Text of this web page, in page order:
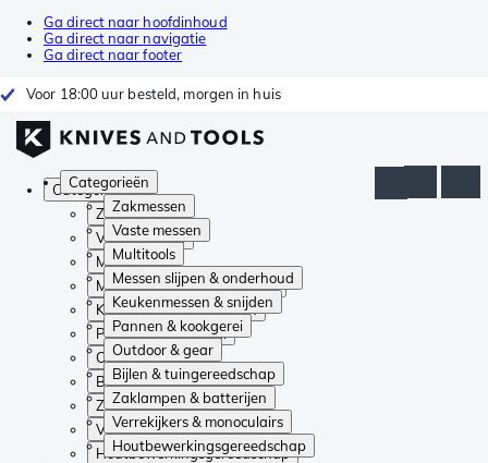
Ga direct naar hoofdinhoud
Ga direct naar navigatie
Ga direct naar footer
Voor 18:00 uur besteld, morgen in huis
Categorieën
Zakmessen
Vaste messen
Multitools
Messen slijpen & onderhoud
Keukenmessen & snijden
Pannen & kookgerei
Outdoor & gear
Bijlen & tuingereedschap
Zaklampen & batterijen
Verrekijkers & monoculairs
Houtbewerkingsgereedschap
Categorieën
Zakmessen
Vaste messen
Multitools
Messen slijpen & onderhoud
Keukenmessen & snijden
Pannen & kookgerei
Outdoor & gear
Bijlen & tuingereedschap
Zaklampen & batterijen
Verrekijkers & monoculairs
Houtbewerkingsgereedschap